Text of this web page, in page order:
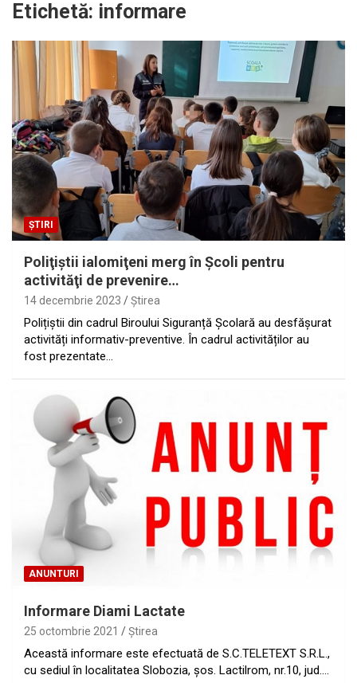
Etichetă: informare
ȘTIRI
Poliţiştii ialomiţeni merg în Şcoli pentru
activităţi de prevenire…
14 decembrie 2023 Ştirea
Polițiștii din cadrul Biroului Siguranță Școlară au desfășurat
activități informativ-preventive. În cadrul activităților au
fost prezentate…
ANUNTURI
Informare Diami Lactate
25 octombrie 2021 Ştirea
Această informare este efectuată de S.C.TELETEXT S.R.L.,
cu sediul în localitatea Slobozia, şos. Lactilrom, nr.10, jud.…